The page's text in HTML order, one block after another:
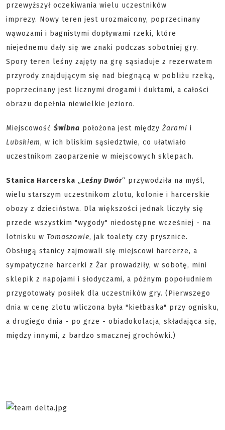
przewyższył oczekiwania wielu uczestników
imprezy. Nowy teren jest urozmaicony, poprzecinany
wąwozami i bagnistymi dopływami rzeki, które
niejednemu dały się we znaki podczas sobotniej gry.
Spory teren leśny zajęty na grę sąsiaduje z rezerwatem
przyrody znajdującym się nad biegnącą w pobliżu rzeką,
poprzecinany jest licznymi drogami i duktami, a całości
obrazu dopełnia niewielkie jezioro.
Miejscowość Świbna położona jest między Żarami i
Lubskiem, w ich bliskim sąsiedztwie, co ułatwiało
uczestnikom zaoparzenie w miejscowych sklepach.
Stanica Harcerska „Leśny Dwór“ przywodziła na myśl,
wielu starszym uczestnikom zlotu, kolonie i harcerskie
obozy z dzieciństwa. Dla większości jednak liczyły się
przede wszystkim "wygody" niedostępne wcześniej - na
lotnisku w Tomaszowie, jak toalety czy prysznice.
Obsługą stanicy zajmowali się miejscowi harcerze, a
sympatyczne harcerki z Żar prowadziły, w sobotę, mini
sklepik z napojami i słodyczami, a późnym popołudniem
przygotowały posiłek dla uczestników gry. (Pierwszego
dnia w cenę zlotu wliczona była "kiełbaska" przy ognisku,
a drugiego dnia - po grze - obiadokolacja, składająca się,
między innymi, z bardzo smacznej grochówki.)